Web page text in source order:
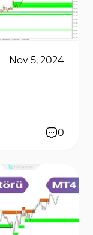
Nov 5, 2024
0